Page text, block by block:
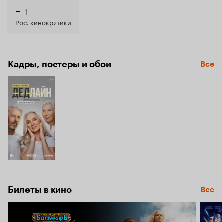
– 1
Рос. кинокритики
Кадры, постеры и обои Все
Билеты в кино Все